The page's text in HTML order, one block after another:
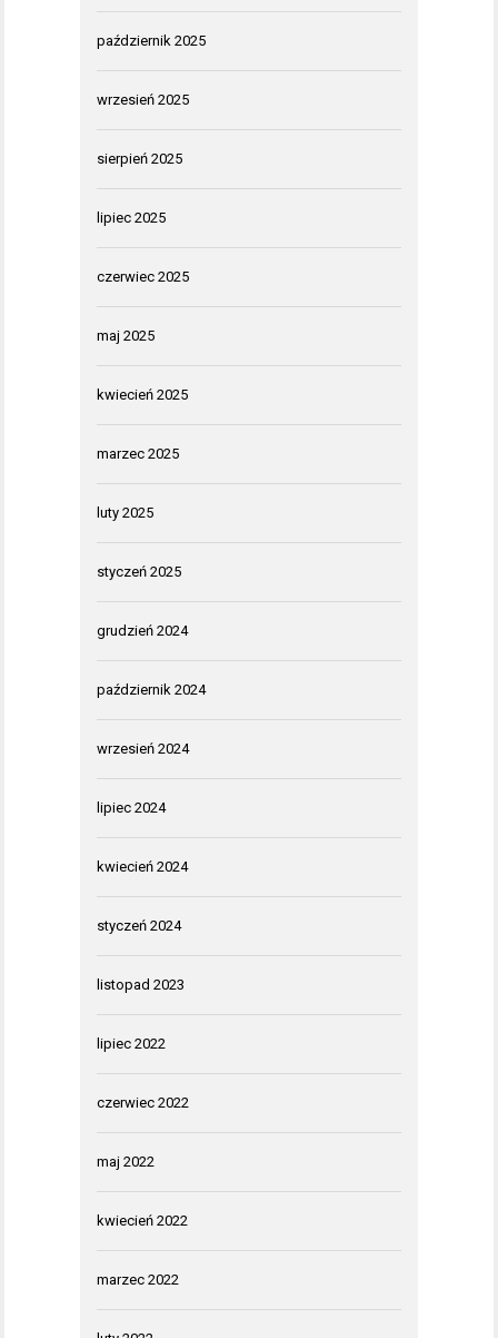
październik 2025
wrzesień 2025
sierpień 2025
lipiec 2025
czerwiec 2025
maj 2025
kwiecień 2025
marzec 2025
luty 2025
styczeń 2025
grudzień 2024
październik 2024
wrzesień 2024
lipiec 2024
kwiecień 2024
styczeń 2024
listopad 2023
lipiec 2022
czerwiec 2022
maj 2022
kwiecień 2022
marzec 2022